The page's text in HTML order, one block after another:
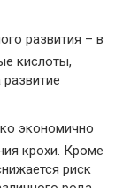
развития – в
кислоты,
экономично
крохи. Кроме
риск